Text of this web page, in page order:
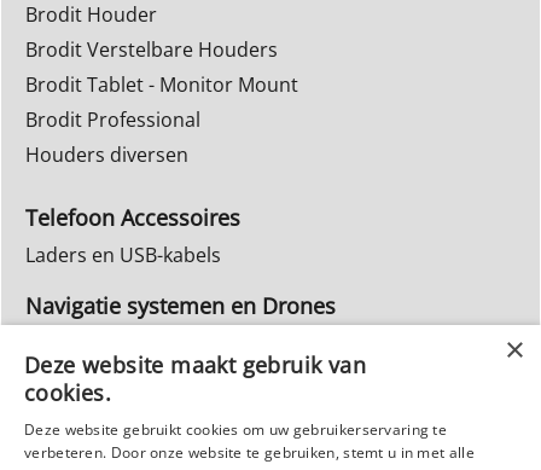
Brodit Houder
Brodit Verstelbare Houders
Brodit Tablet - Monitor Mount
Brodit Professional
Houders diversen
Telefoon Accessoires
Laders en USB-kabels
Navigatie systemen en Drones
Inbouw Autoradio's
Info Webwinkel
Deze website maakt gebruik van
cookies.
Deze website gebruikt cookies om uw gebruikerservaring te
verbeteren. Door onze website te gebruiken, stemt u in met alle